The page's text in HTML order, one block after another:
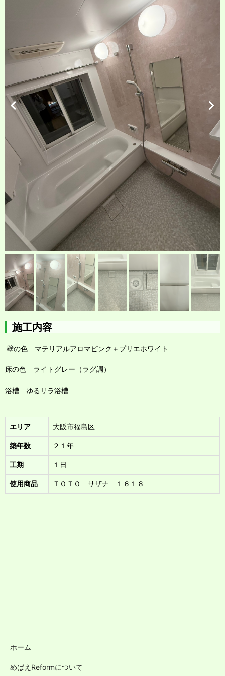
施工内容
壁の色 マテリアルアロマピンク＋プリエホワイト
床の色 ライトグレー（ラグ調）
浴槽 ゆるリラ浴槽
エリア 大阪市福島区
築年数 ２１年
工期 １日
使用商品 ＴＯＴＯ サザナ １６１８
ホーム
めばえReformについて